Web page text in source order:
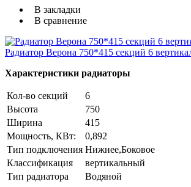
В закладки
В сравнение
Радиатор Верона 750*415 секций 6
Характеристики радиаторы
Кол-во секций
6
Высота
750
Ширина
415
Мощность, КВт:
0,892
Тип подключения Нижнее,Боковое
Классификация
вертикальный
Тип радиатора
Водяной